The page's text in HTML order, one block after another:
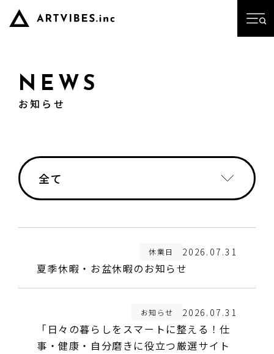
NEWS
お知らせ
全て
休業日
2026.07.31
休業日
夏季休暇・お盆休暇のお知らせ
2026.07.31
お知らせ
「日々の暮らしをスマートに整える！仕
事・健康・自分磨きに役立つ厳選サイト